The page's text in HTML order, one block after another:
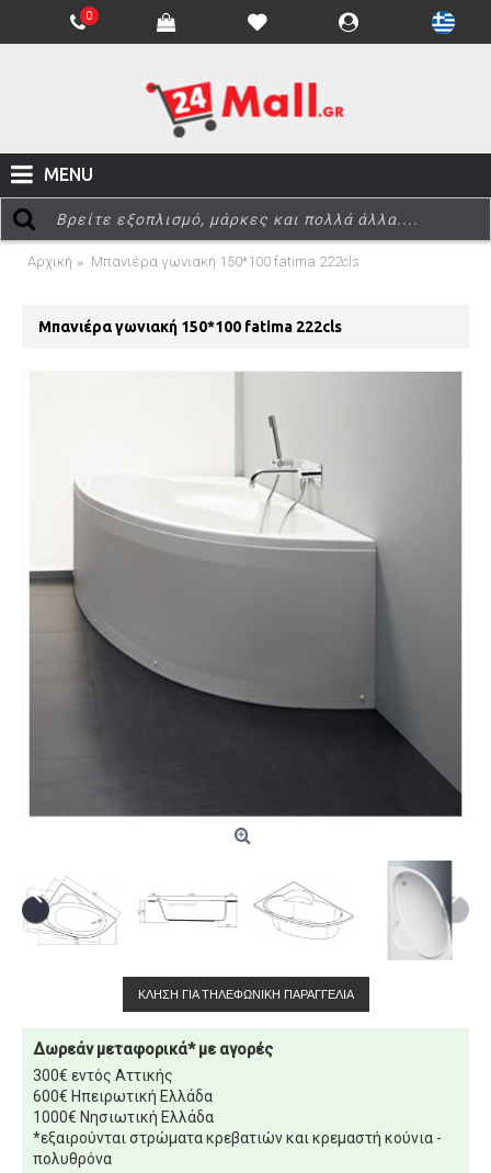
0
MENU
Αρχική Μπανιέρα γωνιακή 150*100 fatima 222cls
Μπανιέρα γωνιακή 150*100 fatima 222cls
ΚΛΉΣΗ ΓΙΑ ΤΗΛΕΦΩΝΙΚΉ ΠΑΡΑΓΓΕΛΊΑ
Δωρεάν μεταφορικά* με αγορές
300€ εντός Αττικής
600€ Ηπειρωτική Ελλάδα
1000€ Νησιωτική Ελλάδα
*εξαιρούνται στρώματα κρεβατιών και κρεμαστή κούνια -
πολυθρόνα